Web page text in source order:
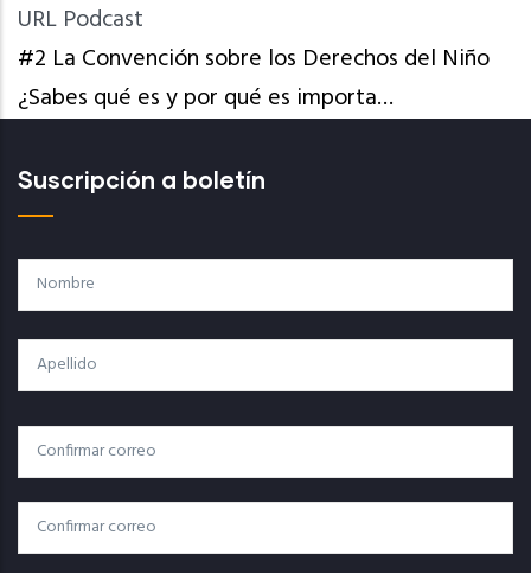
URL Podcast
#2 La Convención sobre los Derechos del Niño
¿Sabes qué es y por qué es importa…
Suscripción a boletín
Nombre
Apellido
Correo
Electrónico
Correo Electrónico
Confirmar Correo